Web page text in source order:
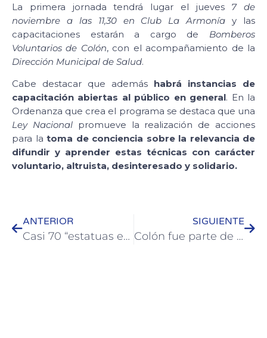
La primera jornada tendrá lugar el jueves 7 de
noviembre a las 11,30 en Club La Armonía y las
capacitaciones estarán a cargo de Bomberos
Voluntarios de Colón, con el acompañamiento de la
Dirección Municipal de Salud.
Cabe destacar que además habrá instancias de
capacitación abiertas al público en general. En la
Ordenanza que crea el programa se destaca que una
Ley Nacionalpromueve la realización de acciones
para la toma de conciencia sobre la relevancia de
difundir y aprender estas técnicas con carácter
voluntario, altruista, desinteresado y solidario.
ANTERIOR
Casi 70 “estatuas en movimiento” atrajeron mucho público en Colón
SIGUIENTE
Colón fue parte de la campaña “Movete contra el ACV” de Grupo Medihome y Fundación Medihome